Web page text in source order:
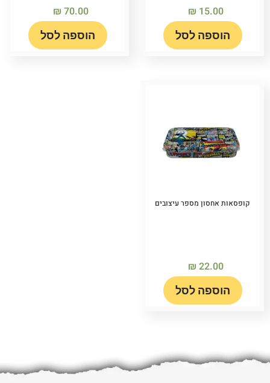
₪ 15.00
הוספה לסל
₪ 70.00
הוספה לסל
קופסאות אחסון מספר עיצובים
₪ 22.00
הוספה לסל